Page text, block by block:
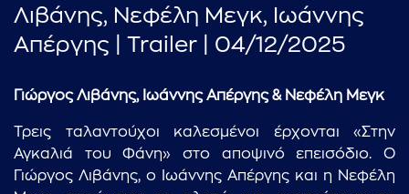
Λιβάνης, Νεφέλη Μεγκ, Ιωάννης
Απέργης | Trailer | 04/12/2025
Γιώργος Λιβάνης, Ιωάννης Απέργης & Νεφέλη Μεγκ
Τρεις ταλαντούχοι καλεσμένοι έρχονται «Στην
Αγκαλιά του Φάνη» στο αποψινό επεισόδιο. Ο
Γιώργος Λιβάνης, ο Ιωάννης Απέργης και η Νεφέλη